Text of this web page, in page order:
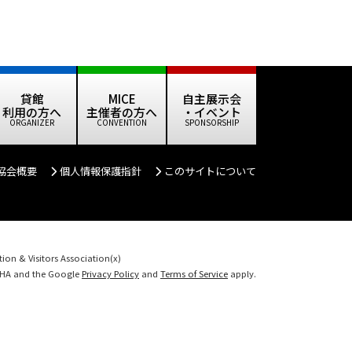
貸館
利用の方へ
MICE
主催者の方へ
自主展示会
・イベント
会概要 個人情報保護指針 このサイトについて
& Visitors Association(x)
and the GooglePrivacy Policy and Terms of Service apply.